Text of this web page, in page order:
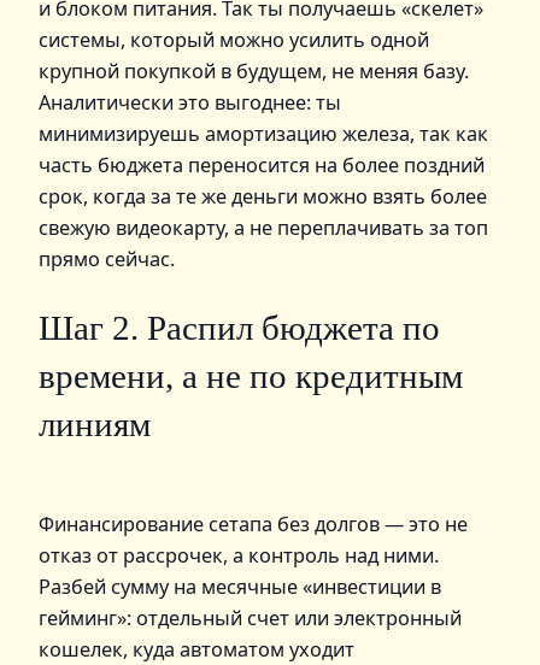
и блоком питания. Так ты получаешь «скелет»
системы, который можно усилить одной
крупной покупкой в будущем, не меняя базу.
Аналитически это выгоднее: ты
минимизируешь амортизацию железа, так как
часть бюджета переносится на более поздний
срок, когда за те же деньги можно взять более
свежую видеокарту, а не переплачивать за топ
прямо сейчас.
Шаг 2. Распил бюджета по
времени, а не по кредитным
линиям
Финансирование сетапа без долгов — это не
отказ от рассрочек, а контроль над ними.
Разбей сумму на месячные «инвестиции в
гейминг»: отдельный счет или электронный
кошелек, куда автоматом уходит